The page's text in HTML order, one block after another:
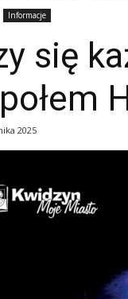
Informacje
się
2025